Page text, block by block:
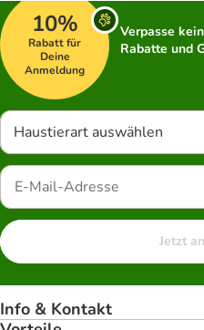
10%
Rabatt für
Deine
Anmeldung
Verpasse
Rabatte und
Haustierart auswählen
Jetzt
Info & Kontakt